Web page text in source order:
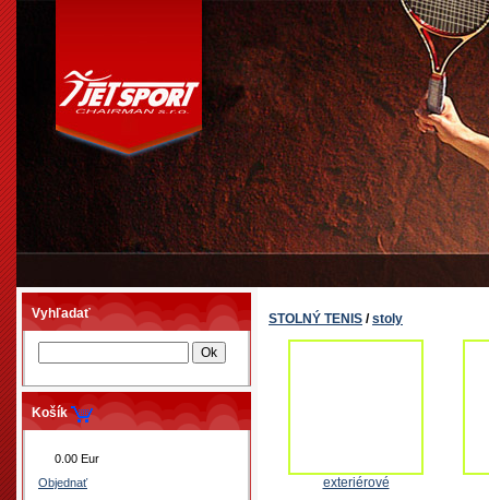
Vyhľadať
Košík
0.00 Eur
Objednať
STOLNÝ TENIS /stoly
exteriérové